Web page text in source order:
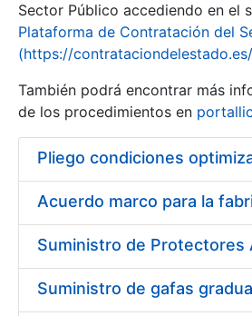
Mostrar/Ocultar
Sector Público accediendo en el
Plataforma de Contratación del
(https://
También podrá encontrar más
de los procedimientos en